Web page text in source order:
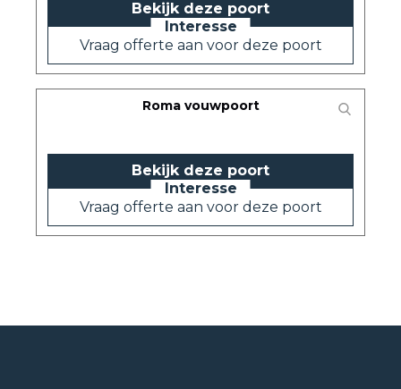
Roma vouwpoort
Bekijk deze poort
Vraag offerte aan voor deze poort
Bekijk deze poort
Vraag offerte aan voor deze poort